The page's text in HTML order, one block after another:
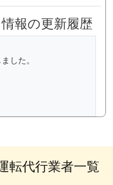
報の更新履歴
した。
転代行業者一覧